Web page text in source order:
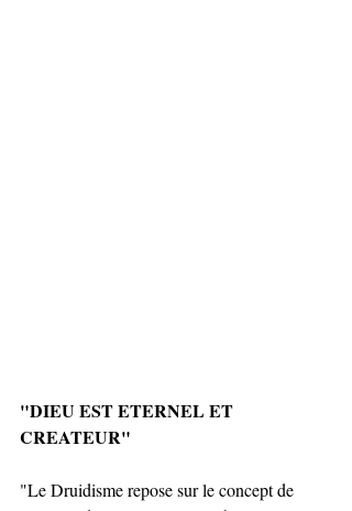
"DIEU EST ETERNEL ET
CREATEUR"
"Le Druidisme repose sur le concept de